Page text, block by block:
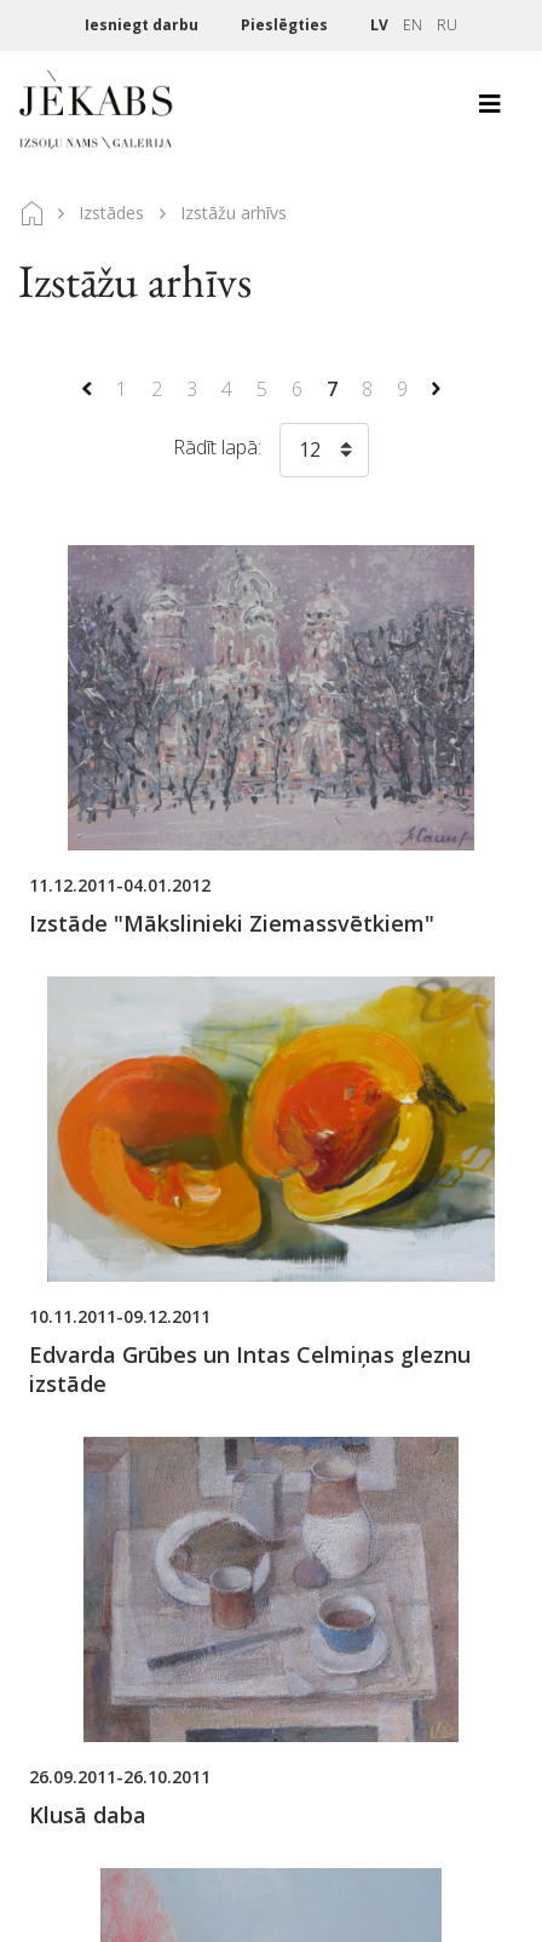
Iesniegt darbu Pieslēgties LV EN RU
Izstādes Izstāžu arhīvs
Izstāžu arhīvs
1 2 3 4 5 6 7 8 9
Rādīt lapā: 12
11.12.2011-04.01.2012
Izstāde "Mākslinieki Ziemassvētkiem"
10.11.2011-09.12.2011
Edvarda Grūbes un Intas Celmiņas gleznu
izstāde
26.09.2011-26.10.2011
Klusā daba